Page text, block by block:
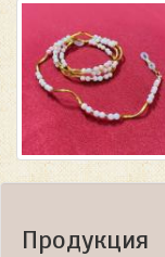
Продукция